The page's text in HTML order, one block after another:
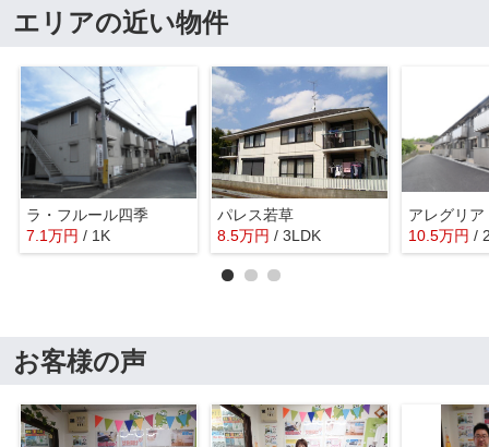
エリアの近い物件
ラ・フルール四季
7.1万円 / 1K
パレス若草
8.5万円 / 3LDK
アレグリア
10.5万円 /
お客様の声